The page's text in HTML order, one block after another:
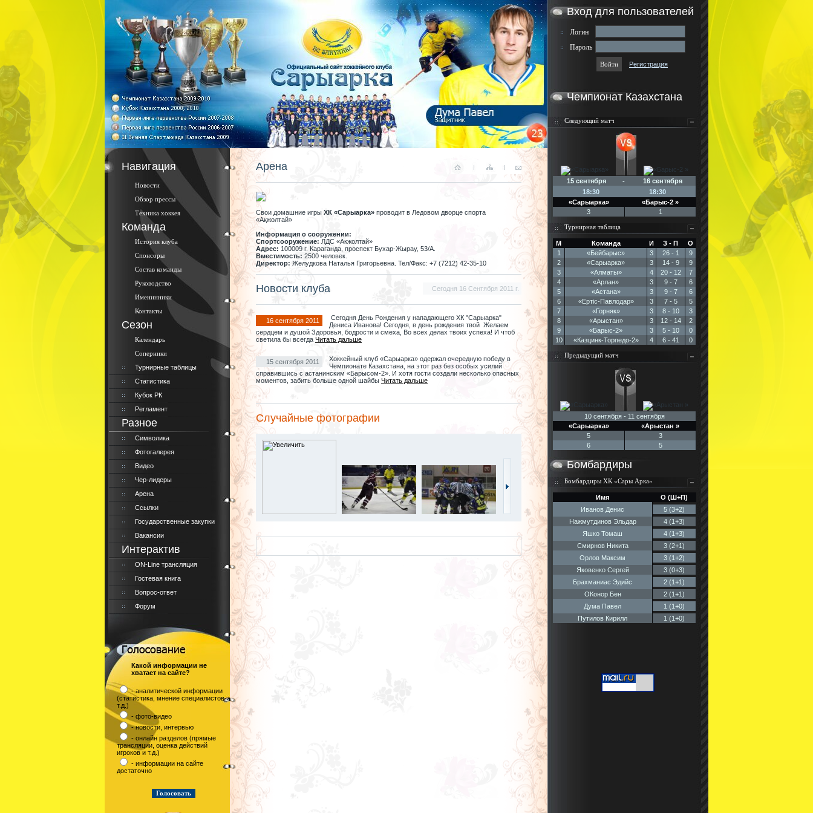
Навигация
Новости
Обзор прессы
Техника хоккея
Команда
История клуба
Спонсоры
Состав команды
Руководство
Именинники
Контакты
Сезон
Календарь
Соперники
Турнирные таблицы
Статистика
Кубок РК
Регламент
Разное
Символика
Фотогалерея
Видео
Чер-лидеры
Арена
Ссылки
Государственные закупки
Вакансии
Интерактив
ON-Line трансляция
Гостевая книга
Вопрос-ответ
Форум
Какой информации не
хватает на сайте?
- аналитической информации
(статистика, мнение специалистов и
т.д.)
- фото-видео
- новости, интервью
- онлайн разделов (прямые
трансляции, оценка действий
игроков и т.д.)
- информации на сайте
достаточно
Арена
Свои домашние игры ХК «Сарыарка» проводит в Ледовом дворце спорта
«Ақжолтай»
Информация о сооружении:
Спортсооружение: ЛДС «Акжолтай»
Адрес: 100009 г. Караганда, проспект Бухар-Жырау, 53/А.
Вместимость: 2500 человек.
Директор: Желудкова Наталья Григорьевна. Тел/Факс: +7 (7212) 42-35-10
Новости клуба Сегодня 16 Сентября 2011 г.
16 сентября 2011
Сегодня День Рождения у нападающего ХК "Сарыарка"
Дениса Иванова! Сегодня, в день рождения твой Желаем
сердцем и душой Здоровья, бодрости и смеха, Во всех делах твоих успеха! И чтоб
светила бы всегда Читать дальше
15 сентября 2011
Хоккейный клуб «Сарыарка» одержал очередную победу в
Чемпионате Казахстана, на этот раз без особых усилий
справившись с астанинским «Барысом-2». И хотя гости создали несколько опасных
моментов, забить больше одной шайбы Читать дальше
Случайные фотографии
Вход для пользователей
Логин
Пароль
Регистрация
Чемпионат Казахстана
Следующий матч
15 сентября - 16 сентября
18:30
18:30
«Сарыарка»
«Барыс-2 »
3
1
Турнирная таблица
М Команда И З - П
О
1
«Бейбарыс» 3 26 - 1
9
2
«Сарыарка» 3 14 - 9
9
3
«Алматы» 4 20 - 12
7
4
«Арлан» 3 9 - 7
6
5
«Астана» 3 9 - 7
6
6
«Ертic-Павлодар» 3 7 - 5
5
7
«Горняк» 3 8 - 10
3
8
«Арыстан» 3 12 - 14
2
9
«Барыс-2» 3 5 - 10
0
10
«Казцинк-Торпедо-2» 4 6 - 41 0
Предыдущий матч
10 сентября - 11 сентября
«Сарыарка»
«Арыстан »
5
3
6
5
Бомбардиры
Бомбардиры ХК «Сары Арка»
Имя
О (Ш+П)
Иванов Денис
5 (3+2)
Нажмутдинов Эльдар
4 (1+3)
Яшко Томаш
4 (1+3)
Смирнов Никита
3 (2+1)
Орлов Максим
3 (1+2)
Яковенко Сергей
3 (0+3)
Брахманиас Эдийс
2 (1+1)
ОКонор Бен
2 (1+1)
Дума Павел
1 (1+0)
Путилов Кирилл
1 (1+0)